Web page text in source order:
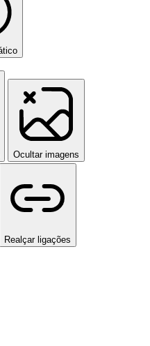
Ocultar imagens
Realçar ligações